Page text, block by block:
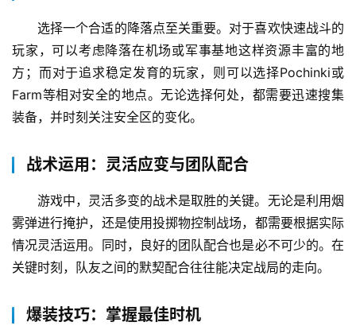
选择一个合适的降落点至关重要。对于喜欢快速战斗的
玩家，可以考虑降落在机场或军事基地这样资源丰富的地
方；而对于追求稳定发育的玩家，则可以选择Pochinki或
Farm等相对安全的地点。无论选择何处，都需要迅速搜集
装备，并时刻关注安全区的变化。
战术运用：灵活应变与团队配合
游戏中，灵活多变的战术是取胜的关键。无论是利用烟
雾弹进行掩护，还是使用投掷物控制战场，都需要根据实际
情况灵活运用。同时，良好的团队配合也是必不可少的。在
关键时刻，队友之间的默契配合往往能决定战局的走向。
爆装技巧：掌握最佳时机